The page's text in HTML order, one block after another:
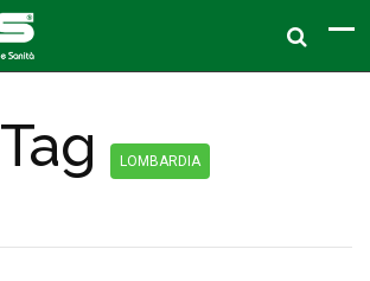
Tag LOMBARDIA